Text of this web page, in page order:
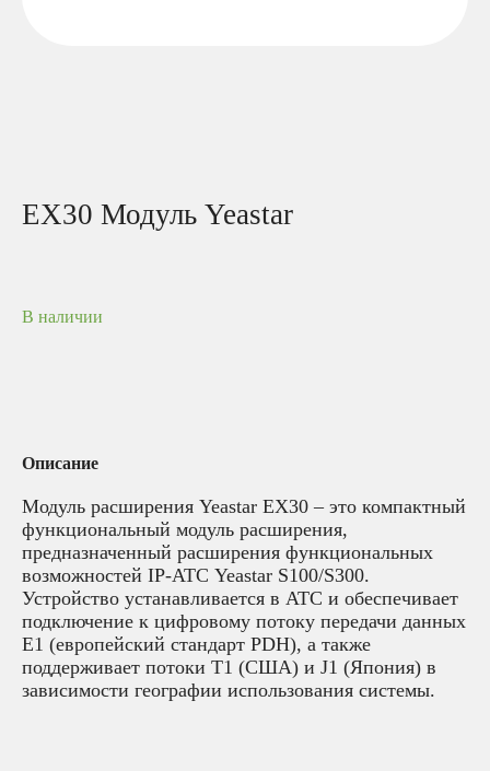
EX30 Модуль Yeastar
В наличии
Описание
Модуль расширения Yeastar EX30 – это компактный
функциональный модуль расширения,
предназначенный расширения функциональных
возможностей IP-АТС Yeastar S100/S300.
Устройство устанавливается в АТС и обеспечивает
подключение к цифровому потоку передачи данных
Е1 (европейский стандарт PDH), а также
поддерживает потоки T1 (США) и J1 (Япония) в
зависимости географии использования системы.